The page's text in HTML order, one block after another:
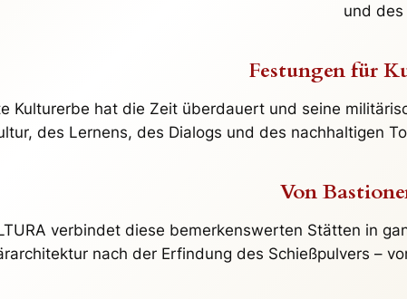
und des
Festungen für
Kulturerbe hat die Zeit überdauert und seine
des Lernens, des Dialogs und des nachhaltigen
Von
verbindet diese bemerkenswerten Stätten in
nach der Erfindung des Schießpulvers –